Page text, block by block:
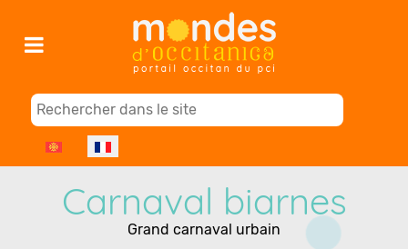
Sélectionnez votre langue
Carnaval biarnes
Grand carnaval urbain